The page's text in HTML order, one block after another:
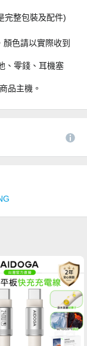
完整包裝及配件)
色請以實際收到
、零錢、耳機塞
品主機。